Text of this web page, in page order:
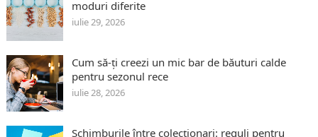
moduri diferite
iulie 29, 2026
Cum să-ți creezi un mic bar de băuturi calde
pentru sezonul rece
iulie 28, 2026
Schimburile între colecționari: reguli pentru